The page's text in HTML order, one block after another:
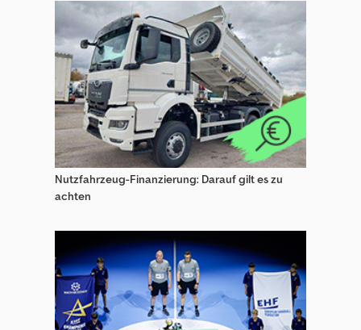
Kverneland Eggen
Köckerling Eggen
Köckerling Landmaschinen
Köckerling Scheibenegge
Niemeyer Eggen
Schaeff Eggen
Väderstadt Eggen
Weidemann Eggen
Nutzfahrzeug-Finanzierung: Darauf gilt es zu
achten